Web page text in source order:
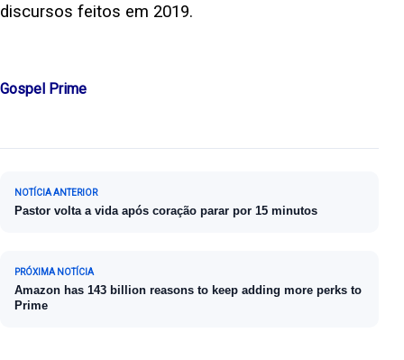
discursos feitos em 2019.
Gospel Prime
Navegação de Post
NOTÍCIA ANTERIOR
Pastor volta a vida após coração parar por 15 minutos
PRÓXIMA NOTÍCIA
Amazon has 143 billion reasons to keep adding more perks to
Prime